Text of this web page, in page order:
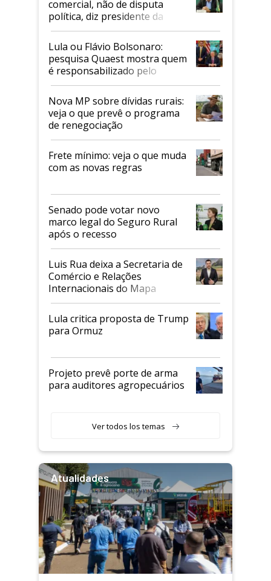
comercial, não de disputa
política, diz presidente da
Faesp
Lula ou Flávio Bolsonaro:
pesquisa Quaest mostra quem
é responsabilizado pelo
tarifaço dos EUA
Nova MP sobre dívidas rurais:
veja o que prevê o programa
de renegociação
Frete mínimo: veja o que muda
com as novas regras
Senado pode votar novo
marco legal do Seguro Rural
após o recesso
Luis Rua deixa a Secretaria de
Comércio e Relações
Internacionais do Mapa
Lula critica proposta de Trump
para Ormuz
Projeto prevê porte de arma
para auditores agropecuários
Ver todos los temas
Atualidades